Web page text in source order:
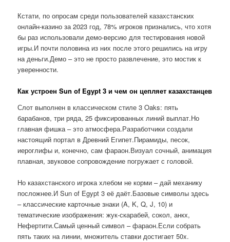
Кстати, по опросам среди пользователей казахстанских
онлайн-казино за 2023 год, 78% игроков признались, что хотя
бы раз использовали демо-версию для тестирования новой
игры.И почти половина из них после этого решились на игру
на деньги.Демо – это не просто развлечение, это мостик к
уверенности.
Как устроен Sun of Egypt 3 и чем он цепляет казахстанцев
Слот выполнен в классическом стиле 3 Oaks: пять
барабанов, три ряда, 25 фиксированных линий выплат.Но
главная фишка – это атмосфера.Разработчики создали
настоящий портал в Древний Египет.Пирамиды, песок,
иероглифы и, конечно, сам фараон.Визуал сочный, анимация
плавная, звуковое сопровождение погружает с головой.
Но казахстанского игрока хлебом не корми – дай механику
посложнее.И Sun of Egypt 3 её даёт.Базовые символы здесь
– классические карточные знаки (A, K, Q, J, 10) и
тематические изображения: жук-скарабей, сокол, анкх,
Нефертити.Самый ценный символ – фараон.Если собрать
пять таких на линии, множитель ставки достигает 50x.